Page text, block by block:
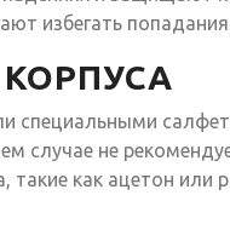
избегать попадания
специальными
случае не
такие как ацетон или